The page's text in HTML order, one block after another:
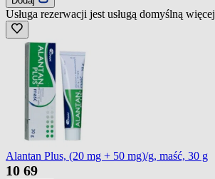
Usługa rezerwacji jest usługą domyślną więcej
Alantan Plus, (20 mg + 50 mg)/g, maść, 30 g
10 69